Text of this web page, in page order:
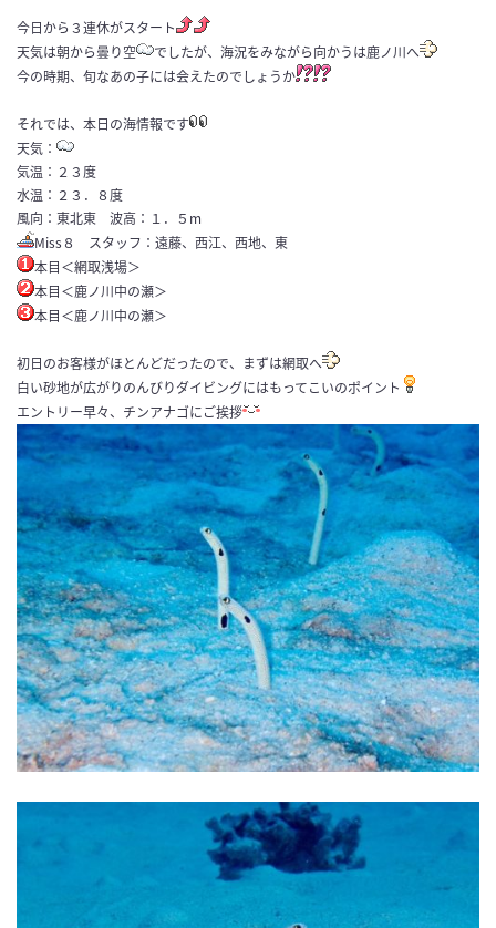
今日から３連休がスタート
天気は朝から曇り空
でしたが、海況をみながら向かうは鹿ノ川へ
今の時期、旬なあの子には会えたのでしょうか
それでは、本日の海情報です
天気：
気温：２３度
水温：２３．８度
風向：東北東 波高：１．５m
Miss８ スタッフ：遠藤、西江、西地、東
本目＜網取浅場＞
本目＜鹿ノ川中の瀬＞
本目＜鹿ノ川中の瀬＞
初日のお客様がほとんどだったので、まずは網取へ
白い砂地が広がりのんびりダイビングにはもってこいのポイント
エントリー早々、チンアナゴにご挨拶